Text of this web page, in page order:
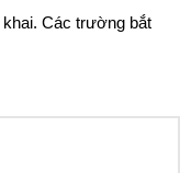
Các trường bắt